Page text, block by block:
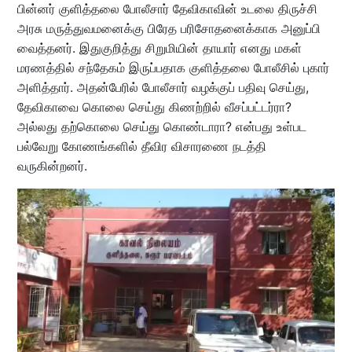
பின்னர் குளித்தலை போலீசார் தேவிகாவின் உடலை திருச்சி
அரசு மருத்துவமனைக்கு பிரேத பரிசோதனைக்காக அனுப்பி
வைத்தனர். இதுகுறித்து சிறுமியின் தாயார் எனது மகள்
மரணத்தில் சந்தேகம் இருப்பதாக குளித்தலை போலீசில் புகார்
அளித்தார். அதன்பேரில் போலீசார் வழக்குப் பதிவு செய்து,
தேவிகாவை கொலை செய்து கிணற்றில் வீசப்பட்டர்ரா?
அல்லது தற்கொலை செய்து கொண்டாரா? என்பது உள்பட
பல்வேறு கோணங்களில் தீவிர விசாரணை நடத்தி
வருகின்றனர்.